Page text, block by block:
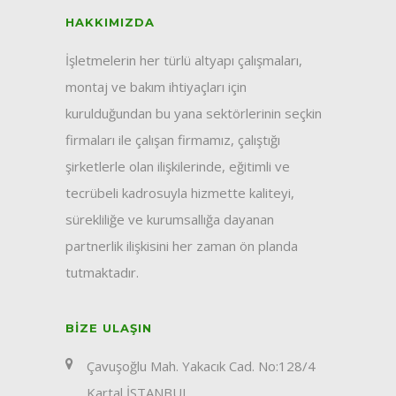
HAKKIMIZDA
İşletmelerin her türlü altyapı çalışmaları,
montaj ve bakım ihtiyaçları için
kurulduğundan bu yana sektörlerinin seçkin
firmaları ile çalışan firmamız, çalıştığı
şirketlerle olan ilişkilerinde, eğitimli ve
tecrübeli kadrosuyla hizmette kaliteyi,
sürekliliğe ve kurumsallığa dayanan
partnerlik ilişkisini her zaman ön planda
tutmaktadır.
BIZE ULAŞIN
Çavuşoğlu Mah. Yakacık Cad. No:128/4